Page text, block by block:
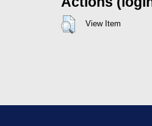
View Item